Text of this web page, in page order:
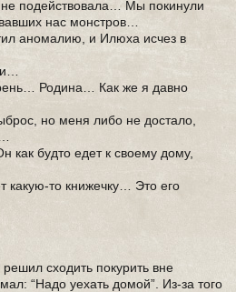
подействовала… Мы покинули
нас монстров…
аномалию, и Илюха исчез в
Родина… Как же я давно
но меня либо не достало,
как будто едет к своему дому,
какую-то книжечку… Это его
сходить покурить вне
“Надо уехать домой”. Из-за того